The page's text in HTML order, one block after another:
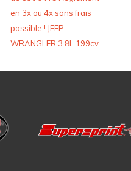
en 3x ou 4x sans frais
possible ! JEEP
WRANGLER 3.8L 199cv